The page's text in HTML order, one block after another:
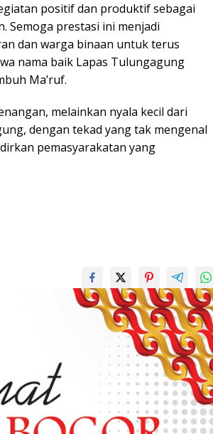
positif dan produktif sebagai
Semoga prestasi ini menjadi
dan warga binaan untuk terus
nama baik Lapas Tulungagung
Ma’ruf.
melainkan nyala kecil dari
dengan tekad yang tak mengenal
pemasyarakatan yang